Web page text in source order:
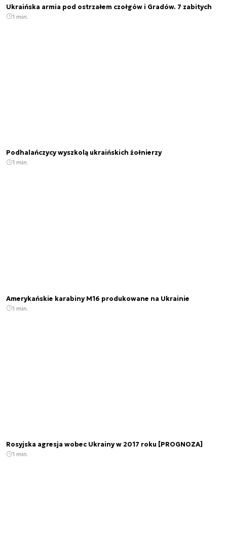
Ukraińska armia pod ostrzałem czołgów i Gradów. 7 zabitych
1 min.
Podhalańczycy wyszkolą ukraińskich żołnierzy
1 min.
Amerykańskie karabiny M16 produkowane na Ukrainie
1 min.
Rosyjska agresja wobec Ukrainy w 2017 roku [PROGNOZA]
1 min.